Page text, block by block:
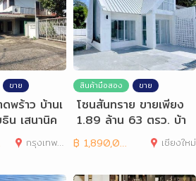
ขาย
พร้าว บ้านเ
น เสนานิค
กรุงเทพมหานคร
สินค้ามือสอง ขาย
โซนสันทราย ขายเพียง
1.89 ล้าน 63 ตรว. บ้า
นเดี่ยว
฿ 1,890,000 เชียงใหม่